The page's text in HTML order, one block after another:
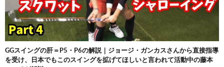
GGスイングの肝＝P5・P6の解説｜ジョージ・ガンカスさんから直接指導
を受け、日本でもこのスイングを拡げてほしいと言われて活動中の藤本